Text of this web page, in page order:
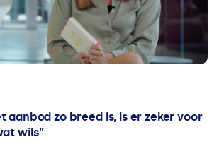
aanbod zo breed is, is er zeker voor
wils”